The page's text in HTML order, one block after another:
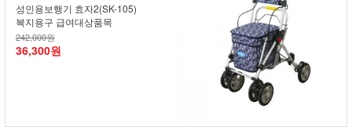
성인용보행기 효자2(SK-105)
복지용구 급여대상품목
242,000원
36,300원